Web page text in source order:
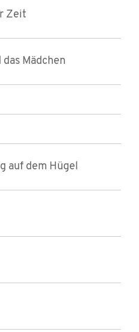
Zeit
das Mädchen
auf dem Hügel